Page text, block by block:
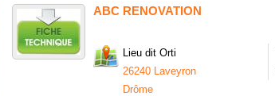
ABC RENOVATION
Lieu dit Orti
26240 Laveyron
Drôme